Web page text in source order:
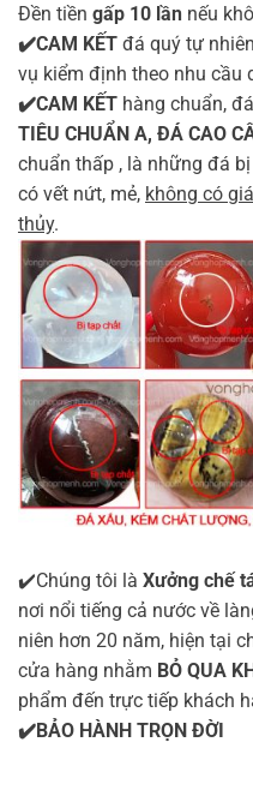
Đền tiền gấp 10 lần nếu
✔️CAM KẾT đá quý tự
vụ kiểm định theo nhu cầu
✔️CAM KẾT hàng chuẩn,
TIÊU CHUẨN A, ĐÁ CAO
chuẩn thấp , là những đá
có vết nứt, mẻ, không có
thủy.
✔️Chúng tôi là Xưởng chế
nơi nổi tiếng cả nước về
niên hơn 20 năm, hiện tại
cửa hàng nhằm BỎ QUA
phẩm đến trực tiếp khách
✔️BẢO HÀNH TRỌN ĐỜI